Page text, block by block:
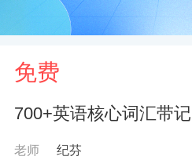
免费
700+英语核心词汇带记
老师
纪芬